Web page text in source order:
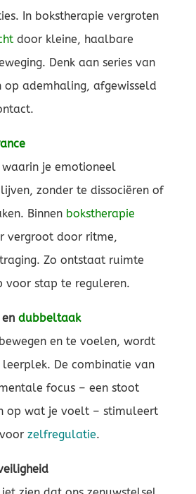
In bokstherapie vergroten
door kleine, haalbare
Denk aan series van
op ademhaling, afgewisseld
je emotioneel
zonder te dissociëren of
Binnen bokstherapie
vergroot door ritme,
Zo ontstaat ruimte
voor stap te reguleren.
dubbeltaak
en te voelen, wordt
De combinatie van
focus – een stoot
op wat je voelt – stimuleert
zelfregulatie.